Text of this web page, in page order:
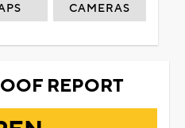
CAMERAS
REPORT